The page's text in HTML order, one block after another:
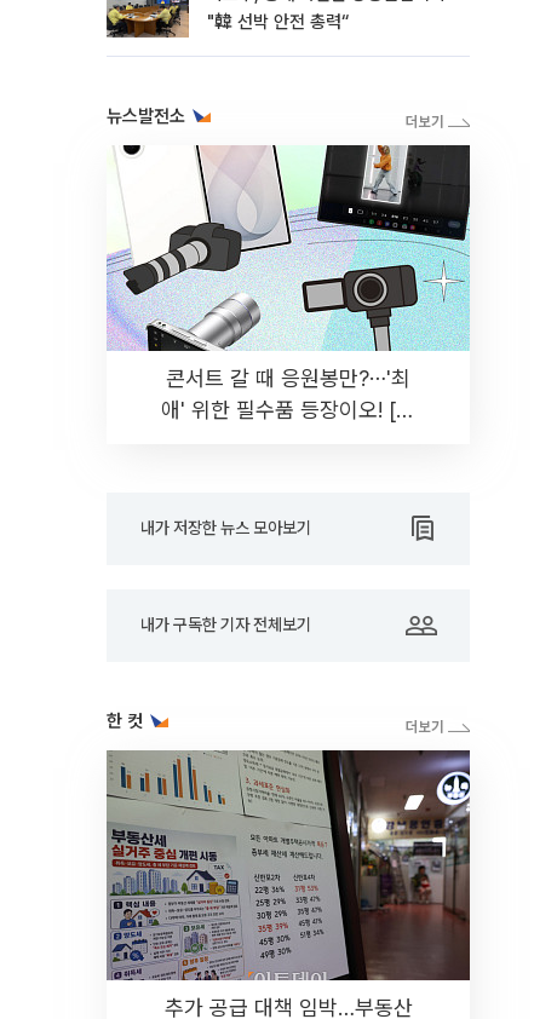
"韓 선박 안전 총력“
뉴스발전소
콘서트 갈 때 응원봉만?⋯'최
애' 위한 필수품 등장이오! [솔
내가 저장한 뉴스 모아보기
내가 구독한 기자 전체보기
한 컷
추가 공급 대책 임박…부동산